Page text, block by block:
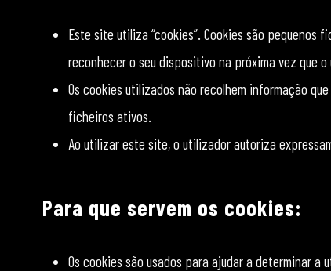
Este site utiliza “cookies”. Cookies são
reconhecer o seu dispositivo na próxima vez que
Os cookies utilizados não recolhem informação
ficheiros ativos.
Ao utilizar este site, o utilizador autoriza
Para que servem os cookies:
Os cookies são usados para ajudar a determinar